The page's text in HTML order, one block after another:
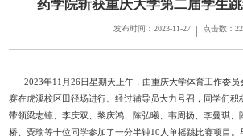
药学院斩获重庆大学第二届学生
发布时间：2023-11-27 点击数：
2023年11 月26日星期天上午，由重庆大学体育工作委
赛在虎溪校区田径场进行。经过辅导员大力号召，同学们积
带领梁志镱、李庆双、黎庆鸿、陈弘曦、韦周扬、李曼琪、
桥、粟瑜等十位同学参加了一分半钟10 人单摇跳比赛项目。